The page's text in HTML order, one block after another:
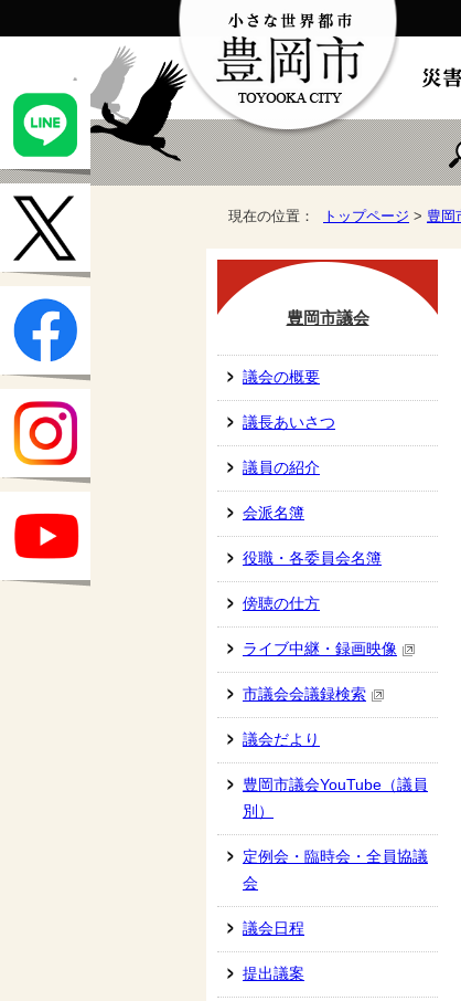
現在の位置： トップページ > 豊岡
豊岡市議会
議会の概要
議長あいさつ
議員の紹介
会派名簿
役職・各委員会名簿
傍聴の仕方
ライブ中継・録画映像
市議会会議録検索
議会だより
豊岡市議会YouTube（議員
別）
定例会・臨時会・全員協議
会
議会日程
提出議案